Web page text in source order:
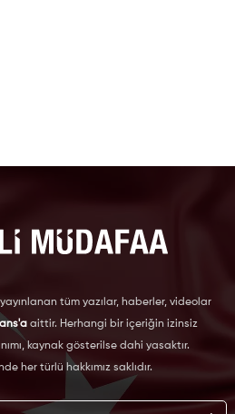
tüm yazılar, haberler, videolar
aittir. Herhangi bir içeriğin izinsiz
kaynak gösterilse dahi yasaktır.
her türlü hakkımız saklıdır.